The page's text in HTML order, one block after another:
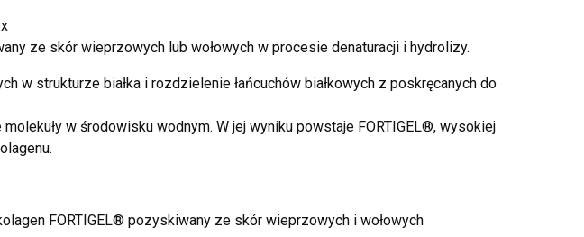
ze skór wieprzowych lub wołowych w procesie denaturacji i hydrolizy.
w strukturze białka i rozdzielenie łańcuchów białkowych z poskręcanych do
w środowisku wodnym. W jej wyniku powstaje FORTIGEL®, wysokiej
FORTIGEL® pozyskiwany ze skór wieprzowych i wołowych